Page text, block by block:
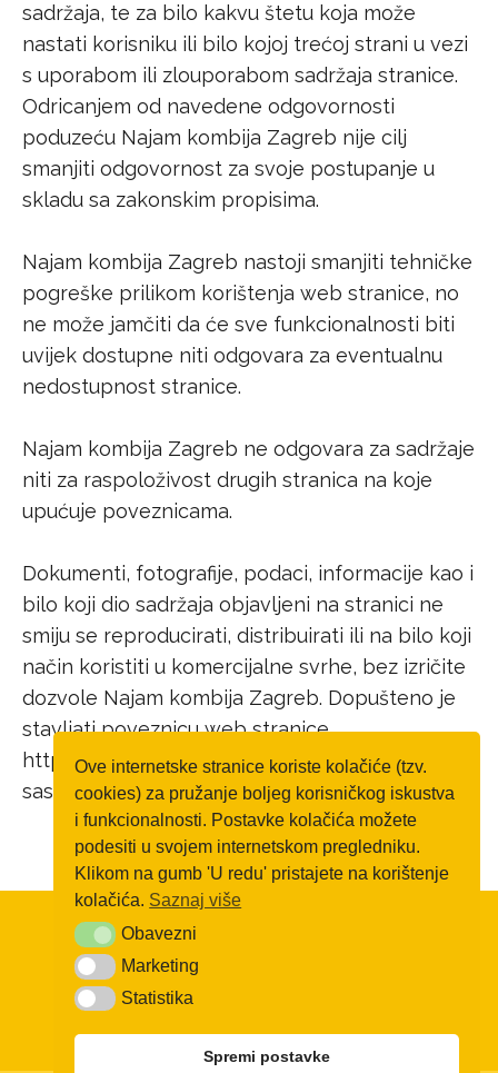
sadržaja, te za bilo kakvu štetu koja može
nastati korisniku ili bilo kojoj trećoj strani u vezi
s uporabom ili zlouporabom sadržaja stranice.
Odricanjem od navedene odgovornosti
poduzeću Najam kombija Zagreb nije cilj
smanjiti odgovornost za svoje postupanje u
skladu sa zakonskim propisima.
Najam kombija Zagreb nastoji smanjiti tehničke
pogreške prilikom korištenja web stranice, no
ne može jamčiti da će sve funkcionalnosti biti
uvijek dostupne niti odgovara za eventualnu
nedostupnost stranice.
Najam kombija Zagreb ne odgovara za sadržaje
niti za raspoloživost drugih stranica na koje
upućuje poveznicama.
Dokumenti, fotografije, podaci, informacije kao i
bilo koji dio sadržaja objavljeni na stranici ne
smiju se reproducirati, distribuirati ili na bilo koji
način koristiti u komercijalne svrhe, bez izričite
dozvole Najam kombija Zagreb. Dopušteno je
stavljati poveznicu web stranice
https://najamkombijazagreb.com/ ili njenog
sastavnog dijela na druge stranice.
Ove internetske stranice koriste kolačiće (tzv.
cookies) za pružanje boljeg korisničkog iskustva
i funkcionalnosti. Postavke kolačića možete
podesiti u svojem internetskom pregledniku.
Klikom na gumb 'U redu' pristajete na korištenje
kolačića. Saznaj više
ObavezniObavezni
MarketingMarketing
StatistikaStatistika
Spremi postavke